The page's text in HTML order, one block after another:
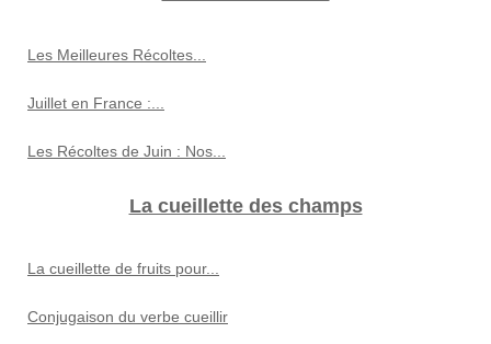
Les Meilleures Récoltes...
Juillet en France :...
Les Récoltes de Juin : Nos...
La cueillette des champs
La cueillette de fruits pour...
Conjugaison du verbe cueillir